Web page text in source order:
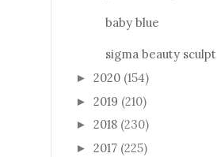
baby blue
sigma beauty sculpt
► 2020 (154)
► 2019 (210)
► 2018 (230)
► 2017 (225)